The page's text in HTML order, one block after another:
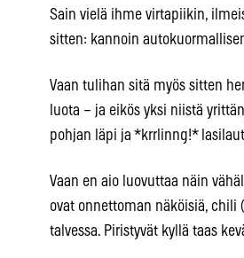
Sain vielä ihme virtapiikin,
sitten: kannoin
Vaan tulihan sitä myös sitten
luota – ja eikös yksi niistä
pohjan läpi ja *krrlinng!*
Vaan en aio luovuttaa näin
ovat onnettoman näköisiä,
talvessa. Piristyvät kyllä taas